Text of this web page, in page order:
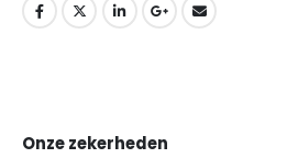
Onze zekerheden